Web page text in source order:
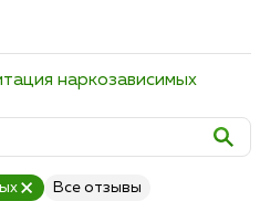
наркозависимых
Все отзывы